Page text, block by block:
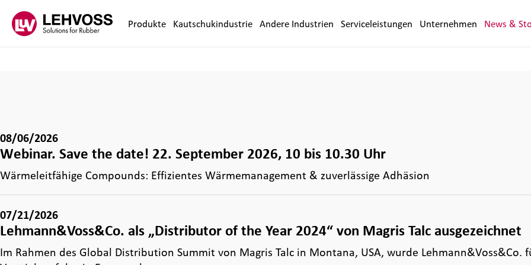
Produkte Kautschukindustrie Andere Industrien Serviceleistungen Unternehmen News &
08/06/2026
Webinar. Save the date! 22. September 2026, 10 bis 10.30 Uhr
Wärmeleitfähige Compounds: Effizientes Wärmemanagement & zuverlässige Adhäsion
07/21/2026
Lehmann&Voss&Co. als „Distributor of the Year 2024“ von Magris Talc ausgezeichnet
Im Rahmen des Global Distribution Summit von Magris Talc in Montana, USA, wurde Lehmann&Voss&Co.